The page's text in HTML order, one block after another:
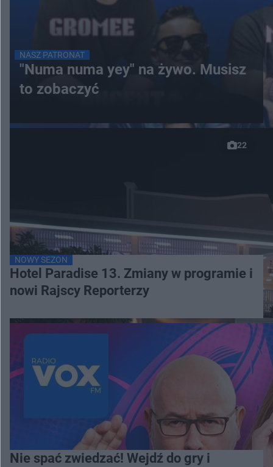
NASZ PATRONAT
"Numa numa yey" na żywo. Musisz
to zobaczyć
22
NOWY SEZON
Hotel Paradise 13. Zmiany w programie i
nowi Rajscy Reporterzy
Nie spać zwiedzać! Wejdź do gry i